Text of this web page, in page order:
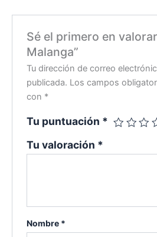
Sé el primero en
Malanga”
Tu dirección de correo
publicada. Los campos
con *
Tu puntuación *
Tu valoración *
Nombre *